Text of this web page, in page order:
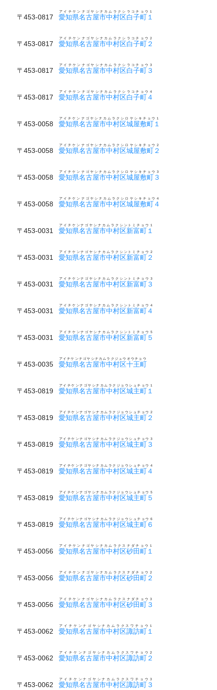
〒453-0817 愛知県名古屋市中村区白子町１
アイチケンナゴヤシナカムラクシラコチョウ１
〒453-0817 愛知県名古屋市中村区白子町２
アイチケンナゴヤシナカムラクシラコチョウ２
〒453-0817 愛知県名古屋市中村区白子町３
アイチケンナゴヤシナカムラクシラコチョウ３
〒453-0817 愛知県名古屋市中村区白子町４
アイチケンナゴヤシナカムラクシラコチョウ４
〒453-0058 愛知県名古屋市中村区城屋敷町１
アイチケンナゴヤシナカムラクシロヤシキチョウ１
〒453-0058 愛知県名古屋市中村区城屋敷町２
アイチケンナゴヤシナカムラクシロヤシキチョウ２
〒453-0058 愛知県名古屋市中村区城屋敷町３
アイチケンナゴヤシナカムラクシロヤシキチョウ３
〒453-0058 愛知県名古屋市中村区城屋敷町４
アイチケンナゴヤシナカムラクシロヤシキチョウ４
〒453-0031 愛知県名古屋市中村区新富町１
アイチケンナゴヤシナカムラクシントミチョウ１
〒453-0031 愛知県名古屋市中村区新富町２
アイチケンナゴヤシナカムラクシントミチョウ２
〒453-0031 愛知県名古屋市中村区新富町３
アイチケンナゴヤシナカムラクシントミチョウ３
〒453-0031 愛知県名古屋市中村区新富町４
アイチケンナゴヤシナカムラクシントミチョウ４
〒453-0031 愛知県名古屋市中村区新富町５
アイチケンナゴヤシナカムラクシントミチョウ５
〒453-0035 愛知県名古屋市中村区十王町
アイチケンナゴヤシナカムラクジュウオウチョウ
〒453-0819 愛知県名古屋市中村区城主町１
アイチケンナゴヤシナカムラクジョウシュチョウ１
〒453-0819 愛知県名古屋市中村区城主町２
アイチケンナゴヤシナカムラクジョウシュチョウ２
〒453-0819 愛知県名古屋市中村区城主町３
アイチケンナゴヤシナカムラクジョウシュチョウ３
〒453-0819 愛知県名古屋市中村区城主町４
アイチケンナゴヤシナカムラクジョウシュチョウ４
〒453-0819 愛知県名古屋市中村区城主町５
アイチケンナゴヤシナカムラクジョウシュチョウ５
〒453-0819 愛知県名古屋市中村区城主町６
アイチケンナゴヤシナカムラクジョウシュチョウ６
〒453-0056 愛知県名古屋市中村区砂田町１
アイチケンナゴヤシナカムラクスナダチョウ１
〒453-0056 愛知県名古屋市中村区砂田町２
アイチケンナゴヤシナカムラクスナダチョウ２
〒453-0056 愛知県名古屋市中村区砂田町３
アイチケンナゴヤシナカムラクスナダチョウ３
〒453-0062 愛知県名古屋市中村区諏訪町１
アイチケンナゴヤシナカムラクスワチョウ１
〒453-0062 愛知県名古屋市中村区諏訪町２
アイチケンナゴヤシナカムラクスワチョウ２
〒453-0062 愛知県名古屋市中村区諏訪町３
アイチケンナゴヤシナカムラクスワチョウ３